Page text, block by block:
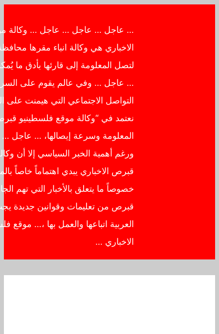
… عاجل … عاجل … عاجل … وكالة
الاخباري هي وكالة انباء مقرها محافظة
لتصل المعلومة إلى قارئها بأدق ما
… عاجل … وفي عالم يقوم على
التواصل الاجتماعي التي هيمنت على
نعتمد في “وكالة موقع فلسطينيو قبرص
المعلومة وسرعة إيصالها، … عاجل …
ورغم أهمية الخبر السياسي إلا أن
قبرص الاخباري يبدي اهتماماً خاصاً
خصوصاً ما يتعلق بالأخبار التي تهم
قبرص من تعليمات وقوانين جديدة يجب
العربية اتباعها والعمل بها ،… موقع
الاخباري …